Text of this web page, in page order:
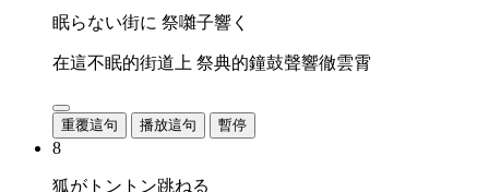
眠らない街に 祭囃子響く
在這不眠的街道上 祭典的鐘鼓聲響徹雲霄
重覆這句 播放這句 暫停
8
狐がトントン跳ねる